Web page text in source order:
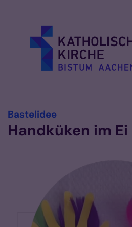
Bastelidee:
Handküken im Ei